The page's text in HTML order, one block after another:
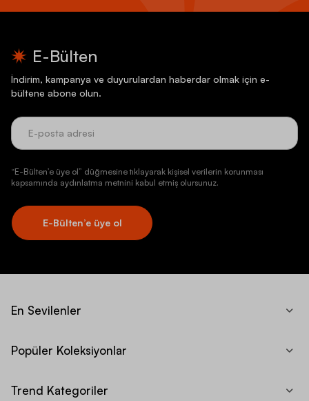
E-Bülten
İndirim, kampanya ve duyurulardan haberdar olmak için e-
bültene abone olun.
“E-Bülten’e üye ol” düğmesine tıklayarak kişisel verilerin korunması
kapsamında aydınlatma metnini kabul etmiş olursunuz.
E-Bülten’e üye ol
En Sevilenler
Popüler Koleksiyonlar
Trend Kategoriler